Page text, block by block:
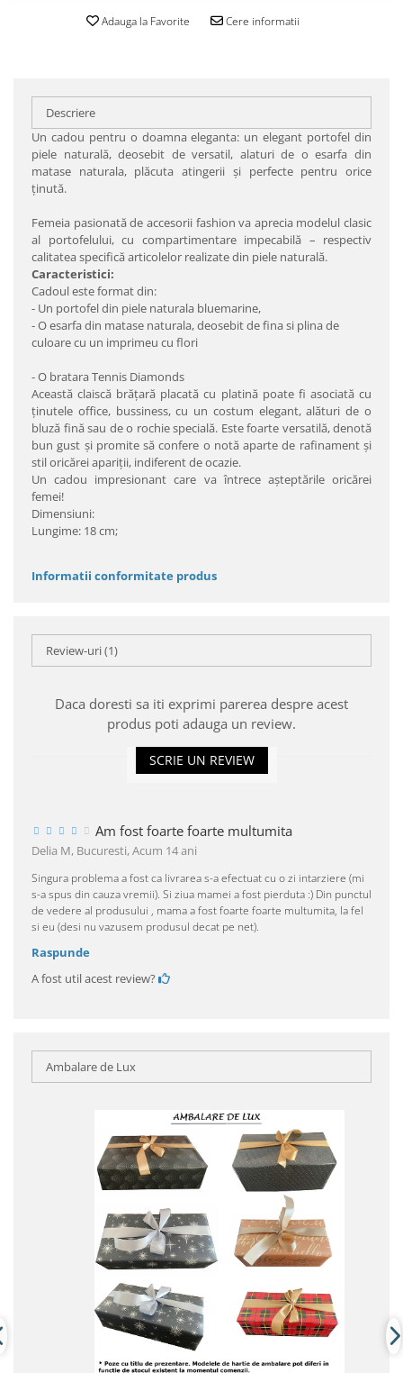
Adauga la Favorite Cere informatii
Descriere
Un cadou pentru o doamna eleganta: un elegant portofel din
piele naturală, deosebit de versatil, alaturi de o esarfa din
matase naturala, plăcuta atingerii şi perfecte pentru orice
ţinută.
Femeia pasionată de accesorii fashion va aprecia modelul clasic
al portofelului, cu compartimentare impecabilă – respectiv
calitatea specifică articolelor realizate din piele naturală.
Caracteristici:
Cadoul este format din:
- Un portofel din piele naturala bluemarine,
- O esarfa din matase naturala, deosebit de fina si plina de
culoare cu un imprimeu cu flori
- O bratara Tennis Diamonds
Această claiscă brăţară placată cu platină poate fi asociată cu
ţinutele office, bussiness, cu un costum elegant, alături de o
bluză fină sau de o rochie specială. Este foarte versatilă, denotă
bun gust şi promite să confere o notă aparte de rafinament şi
stil oricărei apariţii, indiferent de ocazie.
Un cadou impresionant care va întrece aşteptările oricărei
femei!
Dimensiuni:
Lungime: 18 cm;
Informatii conformitate produs
Review-uri(1)
Daca doresti sa iti exprimi parerea despre acest
produs poti adauga un review.
SCRIE UN REVIEW
Am fost foarte foarte multumita
Delia M, Bucuresti,Acum 14 ani
Singura problema a fost ca livrarea s-a efectuat cu o zi intarziere (mi
s-a spus din cauza vremii). Si ziua mamei a fost pierduta :) Din punctul
de vedere al produsului , mama a fost foarte foarte multumita, la fel
si eu (desi nu vazusem produsul decat pe net).
Raspunde
A fost util acest review?
Ambalare de Lux